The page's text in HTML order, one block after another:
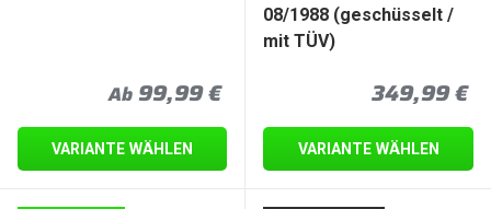
Normaler Preis
Ab99,99 €
VARIANTE WÄHLEN
08/1988 (geschüsselt /
mit TÜV)
Normaler
349,99 €
VARIANTE WÄHLEN